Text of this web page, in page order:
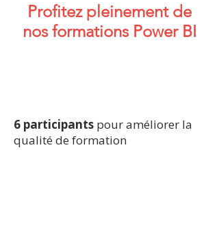
Profitez pleinement de
nos formations Power BI
6 participants pour améliorer la
qualité de formation